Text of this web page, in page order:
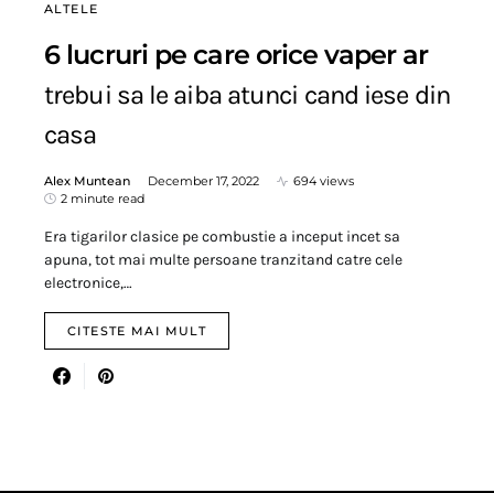
ALTELE
6 lucruri pe care orice vaper ar
trebui sa le aiba atunci cand iese din
casa
Alex Muntean December 17, 2022
694 views
2 minute read
Era tigarilor clasice pe combustie a inceput incet sa
apuna, tot mai multe persoane tranzitand catre cele
electronice,…
CITESTE MAI MULT